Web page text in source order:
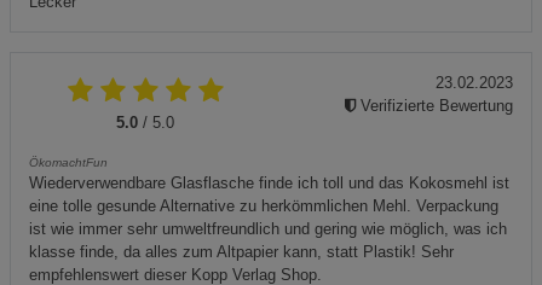
5.0 / 5.0
ÖkomachtFun
Wiederverwendbare Glasflasche finde ich toll und das Kokosmehl ist
eine tolle gesunde Alternative zu herkömmlichen Mehl. Verpackung
ist wie immer sehr umweltfreundlich und gering wie möglich, was ich
klasse finde, da alles zum Altpapier kann, statt Plastik! Sehr
empfehlenswert dieser Kopp Verlag Shop.
23.02.2023
Verifizierte Bewertung